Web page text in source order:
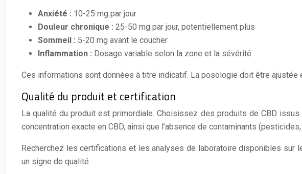
Anxiété : 10-25 mg par jour
Douleur chronique : 25-50 mg par jour, potentiellement plus
Sommeil : 5-20 mg avant le coucher
Inflammation : Dosage variable selon la zone et la sévérité
Ces informations sont données à titre indicatif. La posologie doit être ajustée
Qualité du produit et certification
La qualité du produit est primordiale. Choisissez des produits de CBD
concentration exacte en CBD, ainsi que l’absence de contaminants
Recherchez les certifications et les analyses de laboratoire disponibles sur
un signe de qualité.